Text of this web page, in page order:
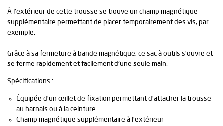
À l'extérieur de cette trousse se trouve un champ magnétique
supplémentaire permettant de placer temporairement des vis, par
exemple.
Grâce à sa fermeture à bande magnétique, ce sac à outils s'ouvre et
se ferme rapidement et facilement d'une seule main.
Spécifications :
Équipée d'un œillet de fixation permettant d'attacher la trousse
au harnais ou à la ceinture
Champ magnétique supplémentaire à l'extérieur